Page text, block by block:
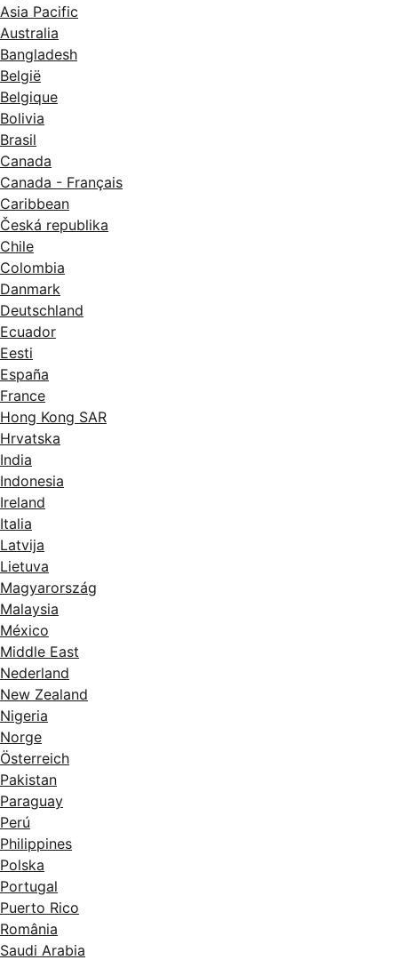
Asia Pacific
Australia
Bangladesh
België
Belgique
Bolivia
Brasil
Canada
Canada - Français
Caribbean
Česká republika
Chile
Colombia
Danmark
Deutschland
Ecuador
Eesti
España
France
Hong Kong SAR
Hrvatska
India
Indonesia
Ireland
Italia
Latvija
Lietuva
Magyarország
Malaysia
México
Middle East
Nederland
New Zealand
Nigeria
Norge
Österreich
Pakistan
Paraguay
Perú
Philippines
Polska
Portugal
Puerto Rico
România
Saudi Arabia